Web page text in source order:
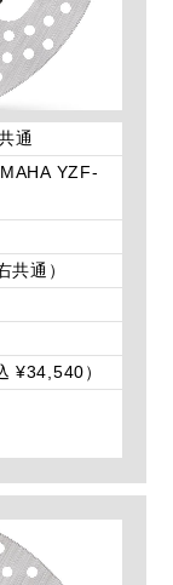
通
YZF-
共通）
¥34,540）